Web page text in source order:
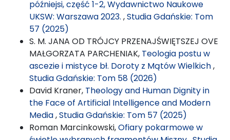
późniejsi, część 1-2, Wydawnictwo Naukowe
UKSW: Warszawa 2023. ,Studia Gdańskie: Tom
57 (2025)
S. M. JANA OD TRÓJCY PRZENAJŚWIĘTSZEJ OVE
MAŁGORZATA PARCHENIAK, Teologia postu w
ascezie i mistyce bł. Doroty z Mątów Wielkich,
Studia Gdańskie: Tom 58 (2026)
David Kraner, Theology and Human Dignity in
the Face of Artificial Intelligence and Modern
Media,Studia Gdańskie: Tom 57 (2025)
Roman Marcinkowski,Ofiary pokarmowe w